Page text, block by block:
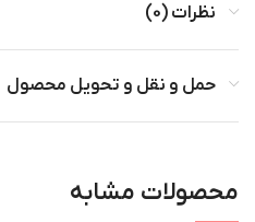
نظرات (0)
حمل و نقل و تحویل محصول
محصولات مشابه